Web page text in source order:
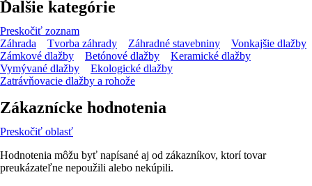
Ďalšie kategórie
Preskočiť zoznam
Záhrada
Tvorba záhrady Záhradné stavebniny
Vonkajšie dlažby
Zámkové dlažby
Betónové dlažby
Keramické dlažby
Vymývané dlažby
Ekologické dlažby
Zatrávňovacie dlažby a rohože
Zákaznícke hodnotenia
Preskočiť oblasť
Hodnotenia môžu byť napísané aj od zákazníkov, ktorí tovar
preukázateľne nepoužili alebo nekúpili.